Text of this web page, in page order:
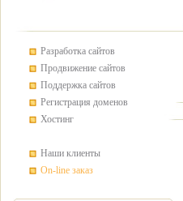
Разработка сайтов
Продвижение сайтов
Поддержка сайтов
Регистрация доменов
Хостинг
Наши клиенты
On-line заказ